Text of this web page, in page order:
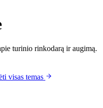
turinio rinkodarą ir augimą.
visas temas